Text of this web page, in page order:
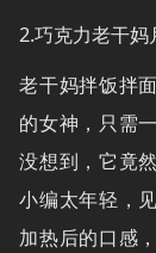
2.巧克力老干妈
老干妈拌饭拌
的女神，只需
没想到，它竟
小编太年轻，
加热后的口感